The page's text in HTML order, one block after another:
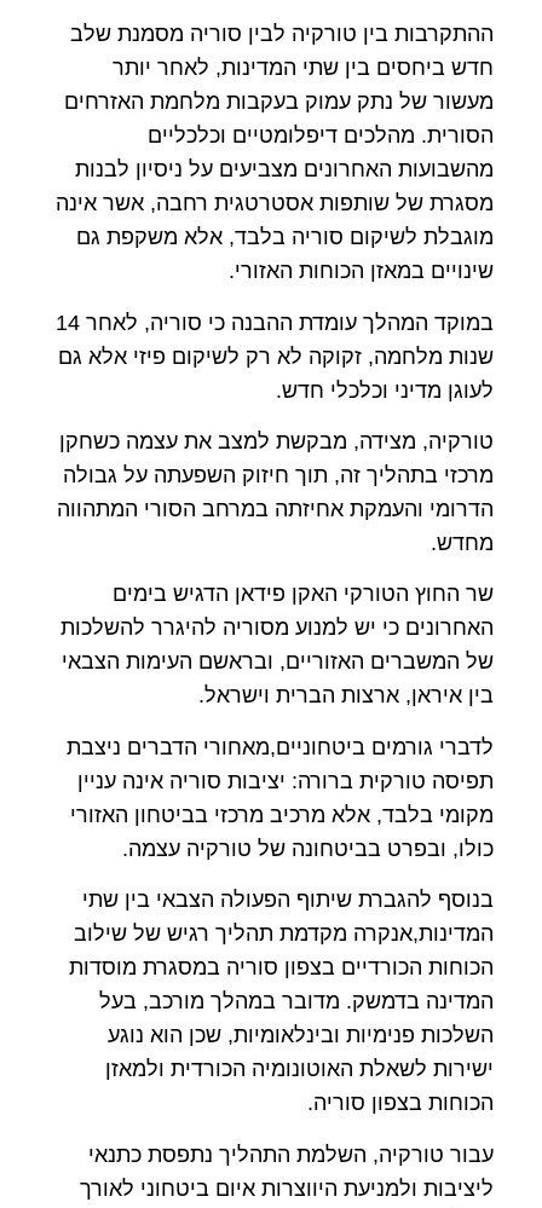
ההתקרבות בין טורקיה לבין סוריה מסמנת שלב
חדש ביחסים בין שתי המדינות, לאחר יותר
מעשור של נתק עמוק בעקבות מלחמת האזרחים
הסורית. מהלכים דיפלומטיים וכלכליים
מהשבועות האחרונים מצביעים על ניסיון לבנות
מסגרת של שותפות אסטרטגית רחבה, אשר אינה
מוגבלת לשיקום סוריה בלבד, אלא משקפת גם
שינויים במאזן הכוחות האזורי.
במוקד המהלך עומדת ההבנה כי סוריה, לאחר 14
שנות מלחמה, זקוקה לא רק לשיקום פיזי אלא גם
לעוגן מדיני וכלכלי חדש.
טורקיה, מצידה, מבקשת למצב את עצמה כשחקן
מרכזי בתהליך זה, תוך חיזוק השפעתה על גבולה
הדרומי והעמקת אחיזתה במרחב הסורי המתהווה
מחדש.
שר החוץ הטורקי האקן פידאן הדגיש בימים
האחרונים כי יש למנוע מסוריה להיגרר להשלכות
של המשברים האזוריים, ובראשם העימות הצבאי
בין איראן, ארצות הברית וישראל.
לדברי גורמים ביטחוניים,מאחורי הדברים ניצבת
תפיסה טורקית ברורה: יציבות סוריה אינה עניין
מקומי בלבד, אלא מרכיב מרכזי בביטחון האזורי
כולו, ובפרט בביטחונה של טורקיה עצמה.
בנוסף להגברת שיתוף הפעולה הצבאי בין שתי
המדינות,אנקרה מקדמת תהליך רגיש של שילוב
הכוחות הכורדיים בצפון סוריה במסגרת מוסדות
המדינה בדמשק. מדובר במהלך מורכב, בעל
השלכות פנימיות ובינלאומיות, שכן הוא נוגע
ישירות לשאלת האוטונומיה הכורדית ולמאזן
הכוחות בצפון סוריה.
עבור טורקיה, השלמת התהליך נתפסת כתנאי
ליציבות ולמניעת היווצרות איום ביטחוני לאורך